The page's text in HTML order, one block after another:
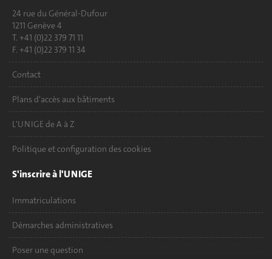
24 rue du Général-Dufour
1211 Genève 4
T. +41 (0)22 379 71 11
F. +41 (0)22 379 11 34
Contact
Plans d'accès aux bâtiments
L'UNIGE de A à Z
Politique et configuration des cookies
S'inscrire à l'UNIGE
Immatriculations
Démarches administratives
Poser une question